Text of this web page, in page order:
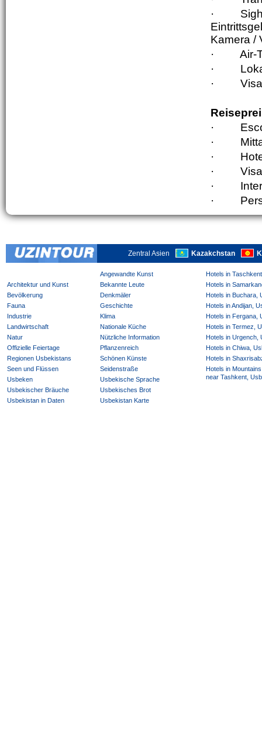
·
Kamera /
·
Air-
·
·
·
·
·
·
·
·
Zentral Asien Kazakchstan
Angewandte Kunst
Architektur und Kunst
Bekannte Leute
Bevölkerung
Denkmäler
Fauna
Geschichte
Industrie
Klima
Landwirtschaft
Nationale Küche
Natur
Nützliche Information
Offizielle Feiertage
Pflanzenreich
Regionen Usbekistans
Schönen Künste
Seen und Flüssen
Seidenstraße
Usbeken
Usbekische Sprache
Usbekischer Bräuche
Usbekisches Brot
Usbekistan in Daten
Usbekistan Karte
Hotels in
Hotels in
Hotels in Buchara,
Hotels in Andijan,
Hotels in Fergana,
Hotels in Termez,
Hotels in Urgench,
Hotels in Chiwa,
Hotels in
Hotels in
near Tashkent,